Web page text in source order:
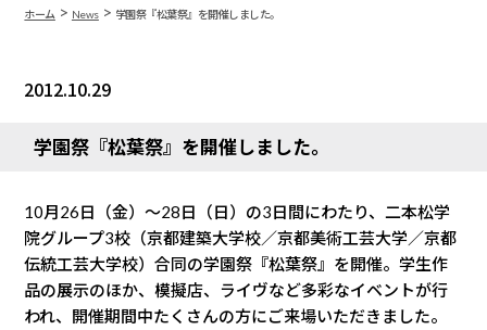
ホーム > News> 学園祭『松葉祭』を開催しました。
2012.10.29
学園祭『松葉祭』を開催しました。
10月26日（金）〜28日（日）の3日間にわたり、二本松学
院グループ3校（京都建築大学校／京都美術工芸大学／京都
伝統工芸大学校）合同の学園祭『松葉祭』を開催。学生作
品の展示のほか、模擬店、ライヴなど多彩なイベントが行
われ、開催期間中たくさんの方にご来場いただきました。